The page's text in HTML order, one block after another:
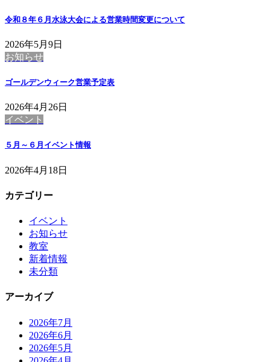
令和８年６月水泳大会による営業時間変更について
2026年5月9日
お知らせ
ゴールデンウィーク営業予定表
2026年4月26日
イベント
５月～６月イベント情報
2026年4月18日
カテゴリー
イベント
お知らせ
教室
新着情報
未分類
アーカイブ
2026年7月
2026年6月
2026年5月